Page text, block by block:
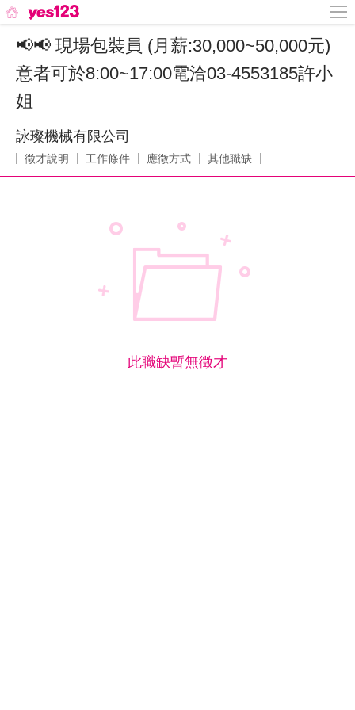
📢📢 現場包裝員 (月薪:30,000~50,000元)
意者可於8:00~17:00電洽03-4553185許小
姐
詠璨機械有限公司
徵才說明 工作條件 應徵方式 其他職缺
此職缺暫無徵才